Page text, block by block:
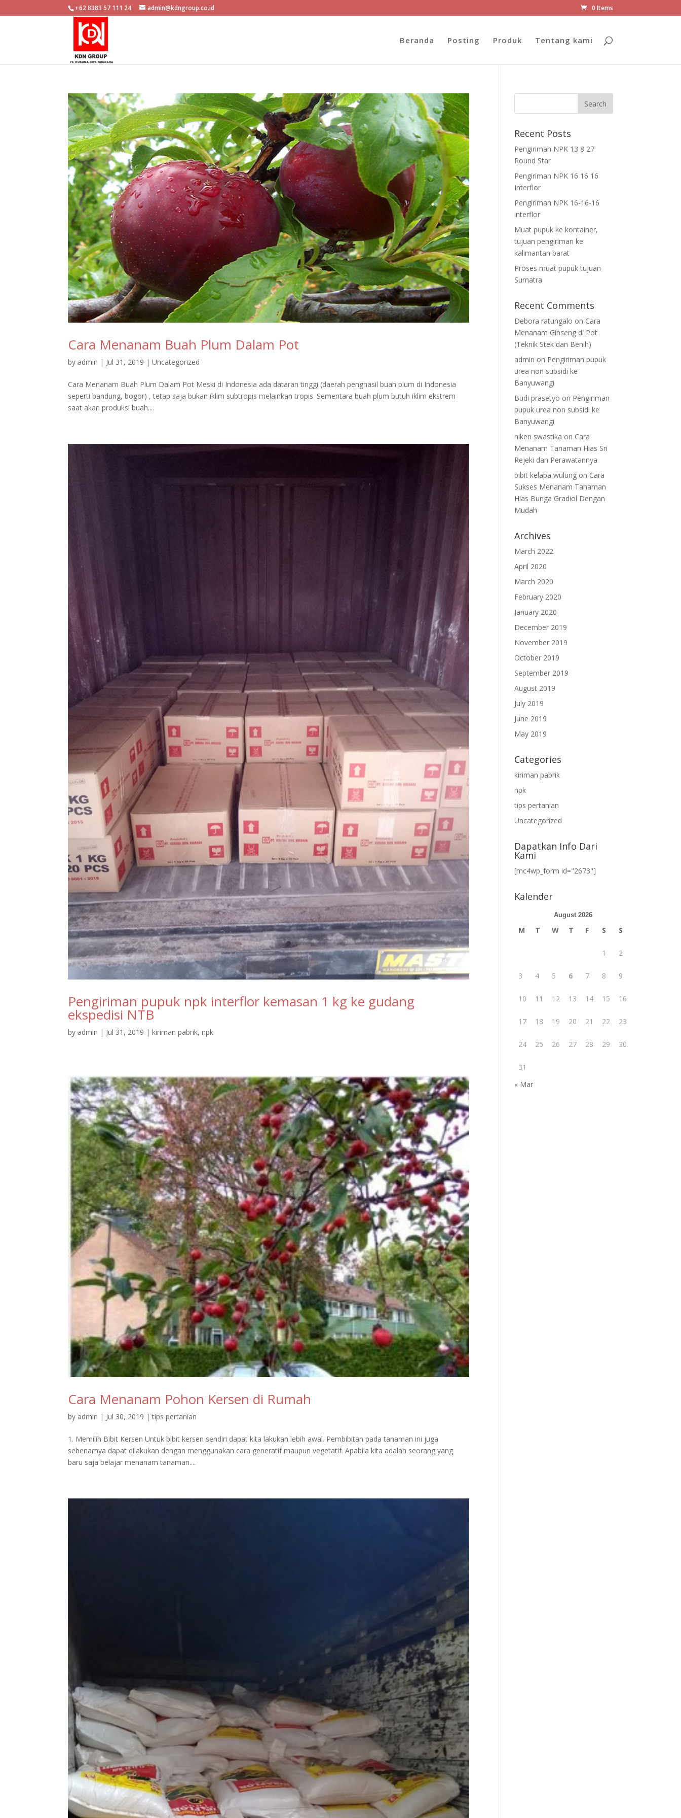
+62 8383 57 111 24 admin@kdngroup.co.id 0 Items
Beranda Posting Produk Tentang kami
Cara Menanam Buah Plum Dalam Pot
by admin | Jul 31, 2019 |Uncategorized
Cara Menanam Buah Plum Dalam Pot Meski di Indonesia ada dataran tinggi (daerah penghasil buah plum di Indonesia
seperti bandung, bogor) , tetap saja bukan iklim subtropis melainkan tropis. Sementara buah plum butuh iklim ekstrem
saat akan produksi buah....
Pengiriman pupuk npk interflor kemasan 1 kg ke gudang
ekspedisi NTB
by admin | Jul 31, 2019 |kiriman pabrik,npk
Cara Menanam Pohon Kersen di Rumah
by admin | Jul 30, 2019 |tips pertanian
1. Memilih Bibit Kersen Untuk bibit kersen sendiri dapat kita lakukan lebih awal. Pembibitan pada tanaman ini juga
sebenarnya dapat dilakukan dengan menggunakan cara generatif maupun vegetatif. Apabila kita adalah seorang yang
baru saja belajar menanam tanaman....
Recent Posts
Pengiriman NPK 13 8 27
Round Star
Pengiriman NPK 16 16 16
Interflor
Pengiriman NPK 16-16-16
interflor
Muat pupuk ke kontainer,
tujuan pengiriman ke
kalimantan barat
Proses muat pupuk tujuan
Sumatra
Recent Comments
Debora ratungalo on Cara
Menanam Ginseng di Pot
(Teknik Stek dan Benih)
admin on Pengiriman pupuk
urea non subsidi ke
Banyuwangi
Budi prasetyo on Pengiriman
pupuk urea non subsidi ke
Banyuwangi
niken swastika on Cara
Menanam Tanaman Hias Sri
Rejeki dan Perawatannya
bibit kelapa wulung on Cara
Sukses Menanam Tanaman
Hias Bunga Gradiol Dengan
Mudah
Archives
March 2022
April 2020
March 2020
February 2020
January 2020
December 2019
November 2019
October 2019
September 2019
August 2019
July 2019
June 2019
May 2019
Categories
kiriman pabrik
npk
tips pertanian
Uncategorized
Dapatkan Info Dari
Kami
[mc4wp_form id="2673"]
Kalender
August 2026
M T W T F S S
1 2
3 4 5 6 7 8 9
10 11 12 13 14 15 16
17 18 19 20 21 22 23
24 25 26 27 28 29 30
31
« Mar